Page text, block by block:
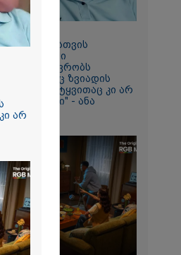
2026
ცოტნესთვის
სახლში
ცხოვრობს
რომელიც ზვიადის
ერთი სიტყვითაც კი არ
- ანა
არ